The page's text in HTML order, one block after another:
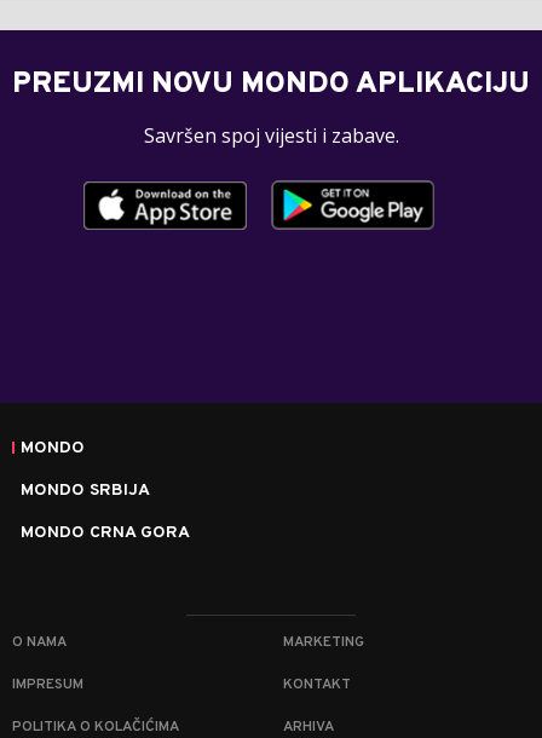
PREUZMI NOVU MONDO APLIKACIJU
Savršen spoj vijesti i zabave.
MONDO
MONDO SRBIJA
MONDO CRNA GORA
O NAMA MARKETING
IMPRESUM KONTAKT
POLITIKA O KOLAČIĆIMA ARHIVA